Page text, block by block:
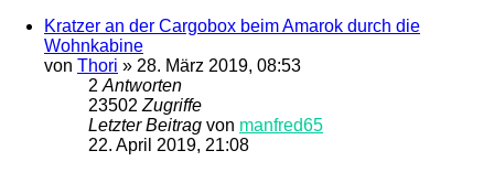
Kratzer an der Cargobox beim Amarok durch die
Wohnkabine
von Thori » 28. März 2019, 08:53
2 Antworten
23502 Zugriffe
Letzter Beitrag von manfred65
22. April 2019, 21:08